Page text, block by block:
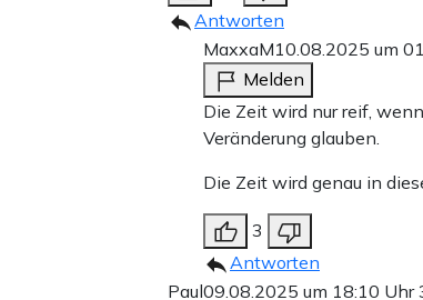
Antworten
MaxxaM10.08.2025 um
Melden
Die Zeit wird nur reif,
Veränderung glauben.
Die Zeit wird genau in
3
Antworten
Paul09.08.2025 um 18:10 Uhr